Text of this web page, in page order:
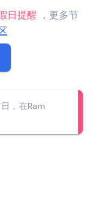
日提醒 ，更多节
，在Ram